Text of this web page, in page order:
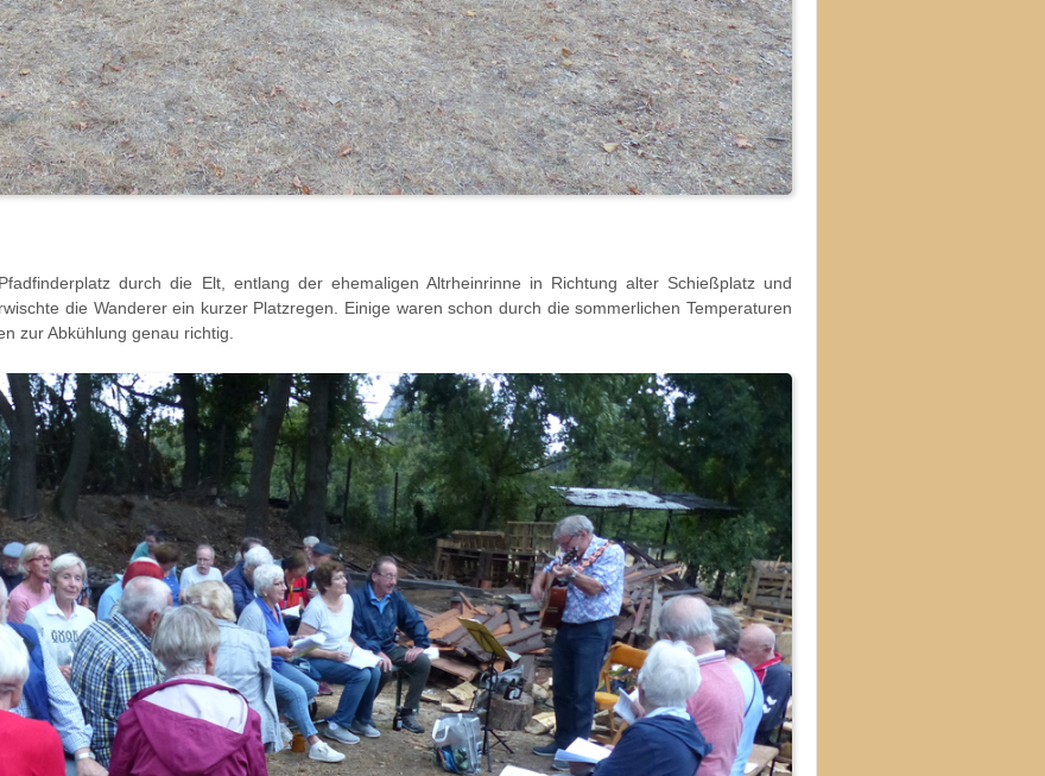
durch die Elt, entlang der ehemaligen Altrheinrinne in Richtung alter Schießplatz und
die Wanderer ein kurzer Platzregen. Einige waren schon durch die sommerlichen Temperaturen
zur Abkühlung genau richtig.